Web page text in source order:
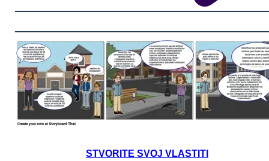
STVORITE SVOJ VLASTITI